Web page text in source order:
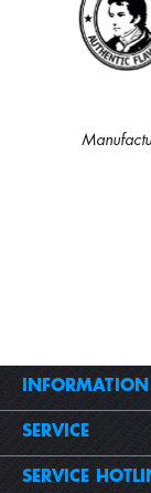
INFORMATION
SERVICE
SERVICE